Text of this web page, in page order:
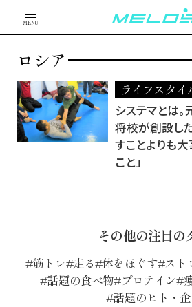
MENU
ロシア
ライフスタイ
システマとは
将校が創設し
すことよりも
こと」
その他の注目の
筋トレ 走る 体をほぐす スト
話題の食べ物 プロテイン
話題のヒト・